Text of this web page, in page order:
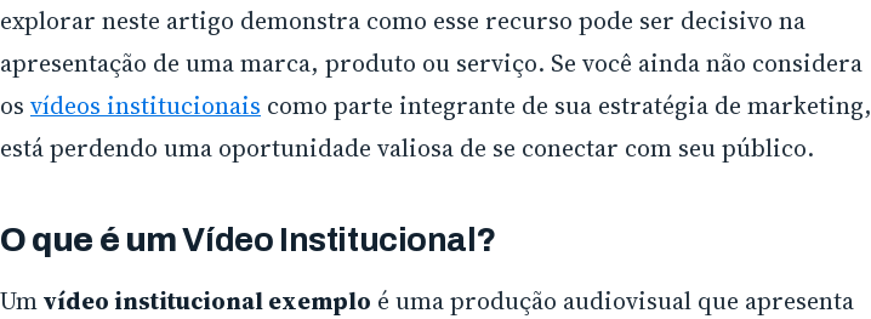
explorar neste artigo demonstra como esse recurso pode ser decisivo na
apresentação de uma marca, produto ou serviço. Se você ainda não considera
os vídeos institucionais como parte integrante de sua estratégia de marketing,
está perdendo uma oportunidade valiosa de se conectar com seu público.
O que é umVídeo Institucional ?
Umvídeo institucional exemplo é uma produção audiovisual que apresenta